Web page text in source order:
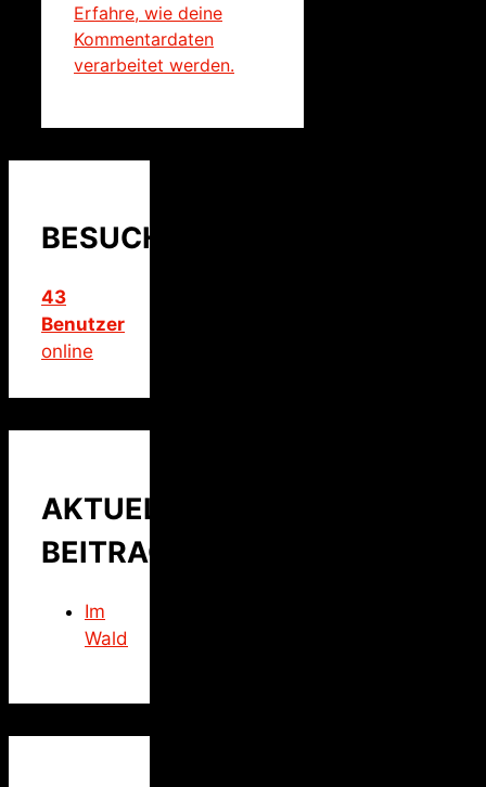
Erfahre, wie deine
Kommentardaten
verarbeitet werden.
BESUCHER
43
Benutzer
online
AKTUELLER
BEITRAG
Im
Wald